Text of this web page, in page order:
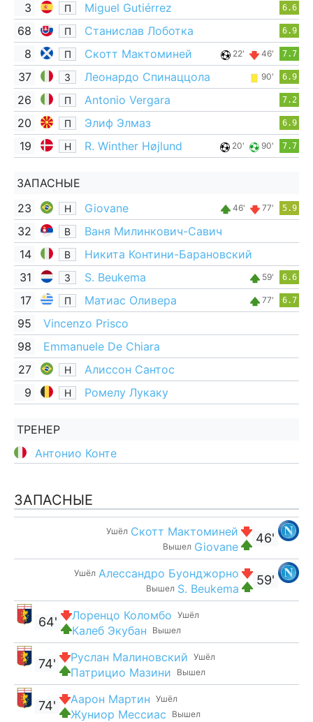
3 П Miguel Gutiérrez 6.6
68 П Станислав Лоботка 6.9
8 П Скотт Мактоминей 22' 46' 7.7
37 З Леонардо Спинаццола 90' 6.9
26 П Antonio Vergara 7.2
20 П Элиф Элмаз 6.9
19 Н R. Winther Højlund 20' 90' 7.7
ЗАПАСНЫЕ
23
Н Giovane 46' 77' 5.9
32 В
Ваня Милинкович-Савич
14
В
Никита Контини-Барановский
31
З S. Beukema 59' 6.6
17 П Матиас Оливера 77' 6.7
95
Vincenzo Prisco
98
Emmanuele De Chiara
27
Н
Алиссон Сантос
9
Н Ромелу Лукаку
ТРЕНЕР
Антонио Конте
ЗАПАСНЫЕ
46'
Ушёл Скотт Мактоминей
Вышел Giovane
59'
Ушёл Алессандро Буонджорно
Вышел S. Beukema
Ушёл
Лоренцо Коломбо
Вышел
Калеб Экубан
64'
Ушёл
Руслан Малиновский
Вышел
Патрицио Мазини
74'
Ушёл
Аарон Мартин
Вышел
Жуниор Мессиас
74'